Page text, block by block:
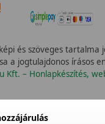
és szöveges tartalma
a jogtulajdonos írásos
Kft. – Honlapkészítés,